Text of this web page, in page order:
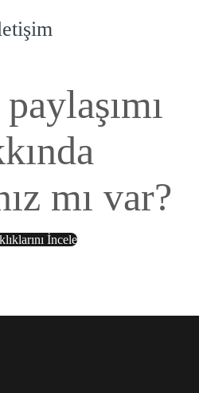
mı var?
İncele